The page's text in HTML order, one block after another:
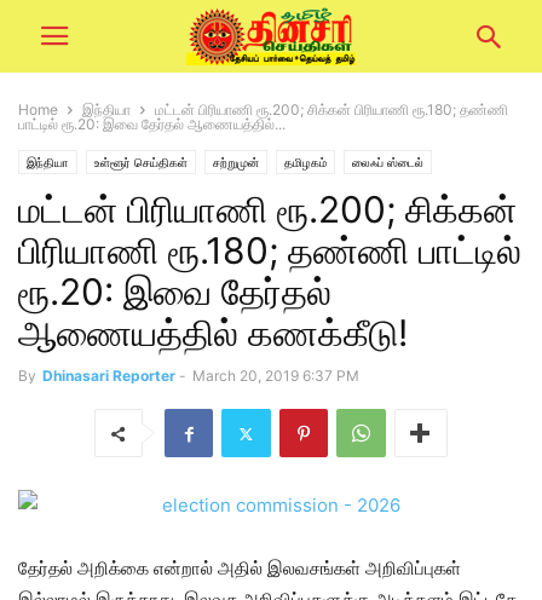
Home இந்தியா
மட்டன் பிரியாணி ரூ.200; சிக்கன் பிரியாணி ரூ.180; தண்ணி
பாட்டில் ரூ.20: இவை தேர்தல் ஆணையத்தில்...
இந்தியா உள்ளூர் செய்திகள் சற்றுமுன் தமிழகம் லைஃப் ஸ்டைல்
மட்டன் பிரியாணி ரூ.200; சிக்கன்
பிரியாணி ரூ.180; தண்ணி பாட்டில்
ரூ.20: இவை தேர்தல்
ஆணையத்தில் கணக்கீடு!
By Dhinasari Reporter - March 20, 2019 6:37 PM
தேர்தல் அறிக்கை என்றால் அதில் இலவசங்கள் அறிவிப்புகள்